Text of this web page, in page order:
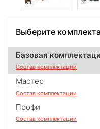
Выберите
Базовая
Состав комплектации
Мастер
Состав комплектации
Профи
Состав комплектации